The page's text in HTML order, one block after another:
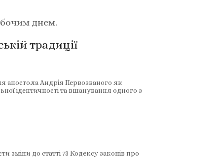
днем.
традиції
апостола Андрія Первозваного як
ідентичності та вшанування одного з
до статті 73 Кодексу законів про